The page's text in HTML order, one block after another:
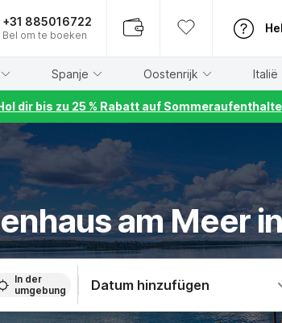
+31 885016722
Bel om te boeken
Spanje Oostenrijk Italië
dir bis zu 25 % Rabatt auf
am Meer
In der
umgebung
Datum hinzufügen